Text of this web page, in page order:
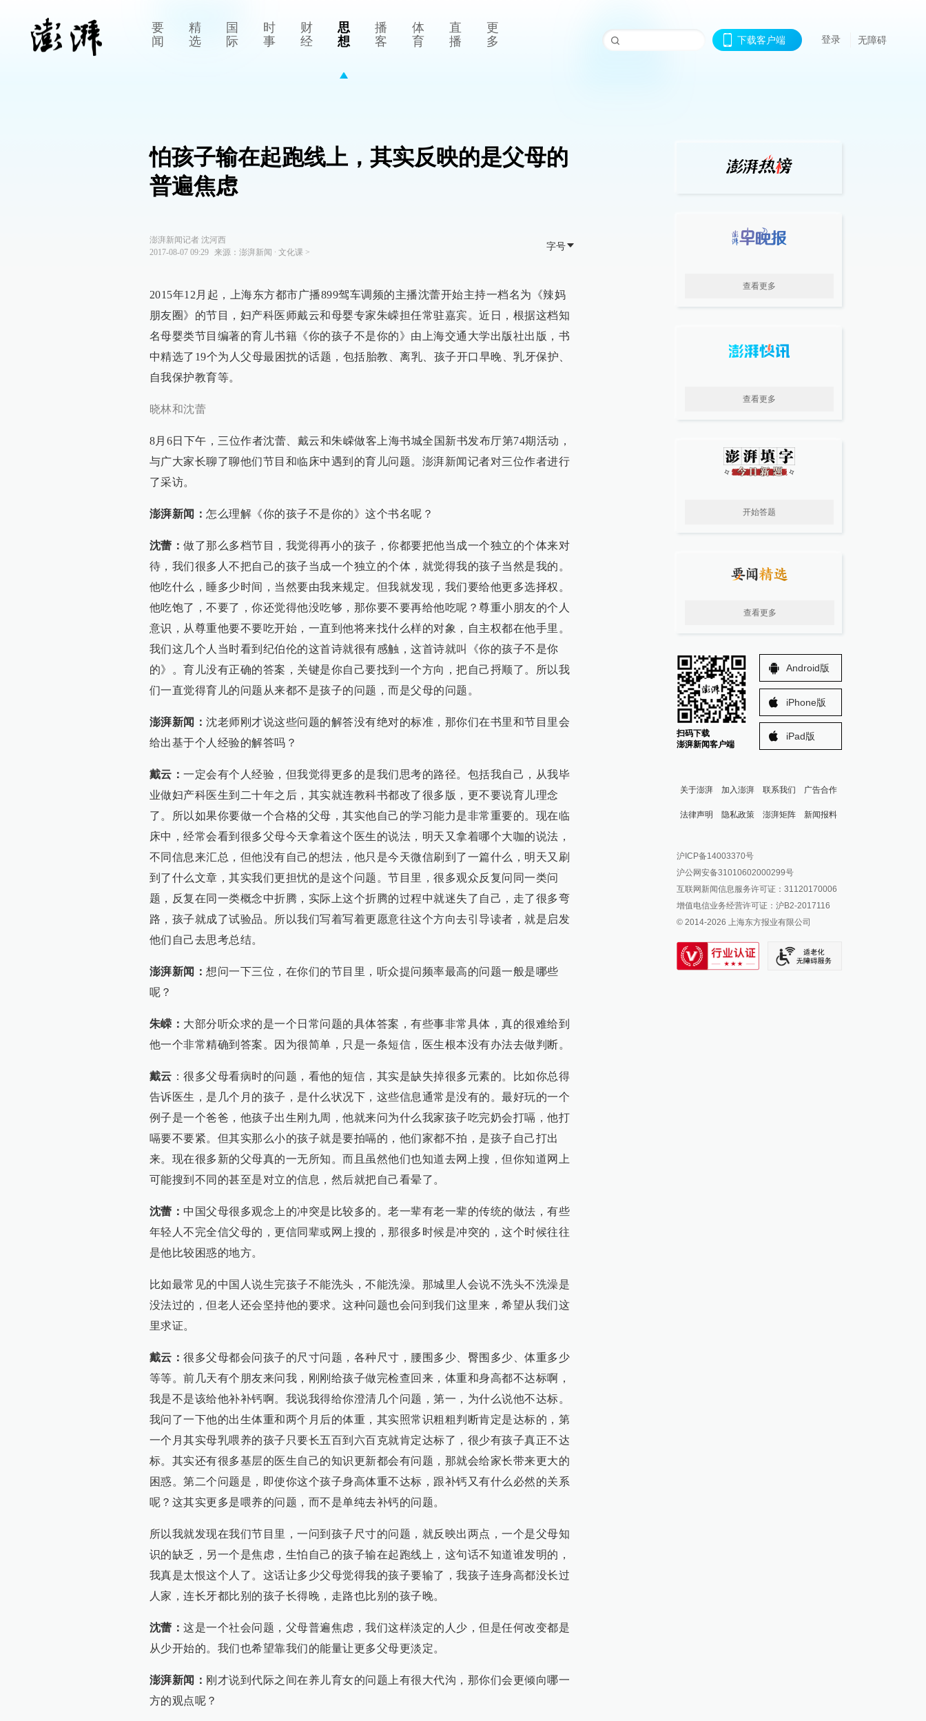
要
闻
精
选
国
际
时
事
财
经
思
想
播
客
体
育
直
播
更
多
下载客户端 登录 无障碍
怕孩子输在起跑线上，其实反映的是父母的
普遍焦虑
澎湃新闻记者 沈河西
2017-08-07 09:29
来源： 澎湃新闻 ∙ 文化课>
字号
2015年12月起，上海东方都市广播899驾车调频的主播沈蕾开始主持一档名为《辣妈
朋友圈》的节目，妇产科医师戴云和母婴专家朱嵘担任常驻嘉宾。近日，根据这档知
名母婴类节目编著的育儿书籍《你的孩子不是你的》由上海交通大学出版社出版，书
中精选了19个为人父母最困扰的话题，包括胎教、离乳、孩子开口早晚、乳牙保护、
自我保护教育等。
晓林和沈蕾
8月6日下午，三位作者沈蕾、戴云和朱嵘做客上海书城全国新书发布厅第74期活动，
与广大家长聊了聊他们节目和临床中遇到的育儿问题。澎湃新闻记者对三位作者进行
了采访。
澎湃新闻： 怎么理解《你的孩子不是你的》这个书名呢？
沈蕾： 做了那么多档节目，我觉得再小的孩子，你都要把他当成一个独立的个体来对
待，我们很多人不把自己的孩子当成一个独立的个体，就觉得我的孩子当然是我的。
他吃什么，睡多少时间，当然要由我来规定。但我就发现，我们要给他更多选择权。
他吃饱了，不要了，你还觉得他没吃够，那你要不要再给他吃呢？尊重小朋友的个人
意识，从尊重他要不要吃开始，一直到他将来找什么样的对象，自主权都在他手里。
我们这几个人当时看到纪伯伦的这首诗就很有感触，这首诗就叫《你的孩子不是你
的》。育儿没有正确的答案，关键是你自己要找到一个方向，把自己捋顺了。所以我
们一直觉得育儿的问题从来都不是孩子的问题，而是父母的问题。
澎湃新闻： 沈老师刚才说这些问题的解答没有绝对的标准，那你们在书里和节目里会
给出基于个人经验的解答吗？
戴云： 一定会有个人经验，但我觉得更多的是我们思考的路径。包括我自己，从我毕
业做妇产科医生到二十年之后，其实就连教科书都改了很多版，更不要说育儿理念
了。所以如果你要做一个合格的父母，其实他自己的学习能力是非常重要的。现在临
床中，经常会看到很多父母今天拿着这个医生的说法，明天又拿着哪个大咖的说法，
不同信息来汇总，但他没有自己的想法，他只是今天微信刷到了一篇什么，明天又刷
到了什么文章，其实我们更担忧的是这个问题。节目里，很多观众反复问同一类问
题，反复在同一类概念中折腾，实际上这个折腾的过程中就迷失了自己，走了很多弯
路，孩子就成了试验品。所以我们写着写着更愿意往这个方向去引导读者，就是启发
他们自己去思考总结。
澎湃新闻： 想问一下三位，在你们的节目里，听众提问频率最高的问题一般是哪些
呢？
朱嵘： 大部分听众求的是一个日常问题的具体答案，有些事非常具体，真的很难给到
他一个非常精确到答案。因为很简单，只是一条短信，医生根本没有办法去做判断。
戴云 ：很多父母看病时的问题，看他的短信，其实是缺失掉很多元素的。比如你总得
告诉医生，是几个月的孩子，是什么状况下，这些信息通常是没有的。最好玩的一个
例子是一个爸爸，他孩子出生刚九周，他就来问为什么我家孩子吃完奶会打嗝，他打
嗝要不要紧。但其实那么小的孩子就是要拍嗝的，他们家都不拍，是孩子自己打出
来。现在很多新的父母真的一无所知。而且虽然他们也知道去网上搜，但你知道网上
可能搜到不同的甚至是对立的信息，然后就把自己看晕了。
沈蕾： 中国父母很多观念上的冲突是比较多的。老一辈有老一辈的传统的做法，有些
年轻人不完全信父母的，更信同辈或网上搜的，那很多时候是冲突的，这个时候往往
是他比较困惑的地方。
比如最常见的中国人说生完孩子不能洗头，不能洗澡。那城里人会说不洗头不洗澡是
没法过的，但老人还会坚持他的要求。这种问题也会问到我们这里来，希望从我们这
里求证。
戴云： 很多父母都会问孩子的尺寸问题，各种尺寸，腰围多少、臀围多少、体重多少
等等。前几天有个朋友来问我，刚刚给孩子做完检查回来，体重和身高都不达标啊，
我是不是该给他补补钙啊。我说我得给你澄清几个问题，第一，为什么说他不达标。
我问了一下他的出生体重和两个月后的体重，其实照常识粗粗判断肯定是达标的，第
一个月其实母乳喂养的孩子只要长五百到六百克就肯定达标了，很少有孩子真正不达
标。其实还有很多基层的医生自己的知识更新都会有问题，那就会给家长带来更大的
困惑。第二个问题是，即使你这个孩子身高体重不达标，跟补钙又有什么必然的关系
呢？这其实更多是喂养的问题，而不是单纯去补钙的问题。
所以我就发现在我们节目里，一问到孩子尺寸的问题，就反映出两点，一个是父母知
识的缺乏，另一个是焦虑，生怕自己的孩子输在起跑线上，这句话不知道谁发明的，
我真是太恨这个人了。这话让多少父母觉得我的孩子要输了，我孩子连身高都没长过
人家，连长牙都比别的孩子长得晚，走路也比别的孩子晚。
沈蕾： 这是一个社会问题，父母普遍焦虑，我们这样淡定的人少，但是任何改变都是
从少开始的。我们也希望靠我们的能量让更多父母更淡定。
澎湃新闻： 刚才说到代际之间在养儿育女的问题上有很大代沟，那你们会更倾向哪一
方的观点呢？
查看更多
查看更多
开始答题
查看更多
扫码下载
澎湃新闻客户端
Android版
iPhone版
iPad版
关于澎湃 加入澎湃 联系我们 广告合作
法律声明 隐私政策 澎湃矩阵
澎湃新闻公众号
澎湃新闻抖音号
派生万物开放平台
IP SHANGHAI
SIXTH TONE
新闻报料
报料邮箱: news@thepaper.cn
沪ICP备14003370号
沪公网安备31010602000299号
互联网新闻信息服务许可证：31120170006
增值电信业务经营许可证：沪B2-2017116
© 2014-2026 上海东方报业有限公司